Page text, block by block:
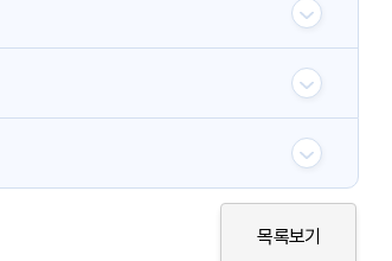
목록보기